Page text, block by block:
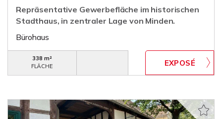
Repräsentative Gewerbefläche im historischen
Stadthaus, in zentraler Lage von Minden.
Bürohaus
338 m²
FLÄCHE